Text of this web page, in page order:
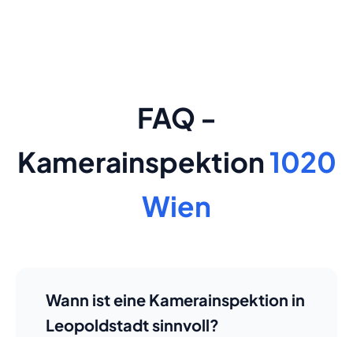
FAQ -
Kamerainspektion1020
Wien
Wann ist eine Kamerainspektion in
Leopoldstadt sinnvoll?